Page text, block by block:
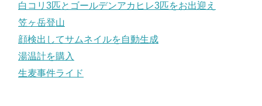
白コリ3匹とゴールデンアカヒレ3匹をお出迎え
笠ヶ岳登山
顔検出してサムネイルを自動生成
湯温計を購入
生麦事件ライド